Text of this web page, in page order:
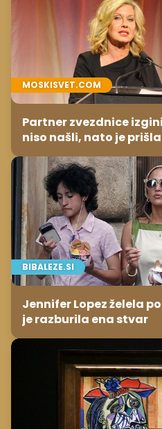
MOSKISVET.COM
Partner zvezdnice
niso našli, nato je
BIBALEZE.SI
Jennifer Lopez želela
je razburila ena stvar